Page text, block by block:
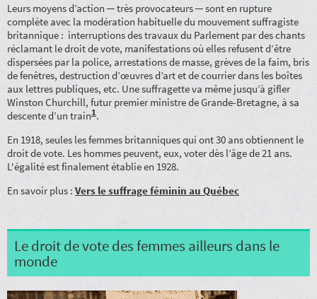
Leurs moyens d’action ─ très provocateurs ─ sont en rupture
complète avec la modération habituelle du mouvement suffragiste
britannique : interruptions des travaux du Parlement par des chants
réclamant le droit de vote, manifestations où elles refusent d’être
dispersées par la police, arrestations de masse, grèves de la faim, bris
de fenêtres, destruction d’œuvres d’art et de courrier dans les boîtes
aux lettres publiques, etc. Une suffragette va même jusqu’à gifler
Winston Churchill, futur premier ministre de Grande-Bretagne, à sa
descente d’un train1 .
En 1918, seules les femmes britanniques qui ont 30 ans obtiennent le
droit de vote. Les hommes peuvent, eux, voter dès l’âge de 21 ans.
L'égalité est finalement établie en 1928.
En savoir plus : Vers le suffrage féminin au Québec
Le droit de vote des femmes ailleurs dans le
monde